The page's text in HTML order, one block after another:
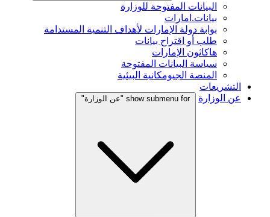
البيانات المفتوحة للوزارة
بيانات.امارات
بوابة دولة الإمارات لأهداف التنمية المستدامة
طلب أو اقتراح بيانات
هاكاثون الإمارات
سياسة البيانات المفتوحة
المنصة الجيومكانية البيئية
التشريعات
عن الوزارة
show submenu for "عن الوزارة"